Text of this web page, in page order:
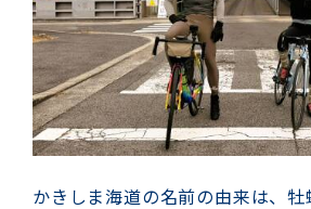
かきしま海道の名前の由来は、